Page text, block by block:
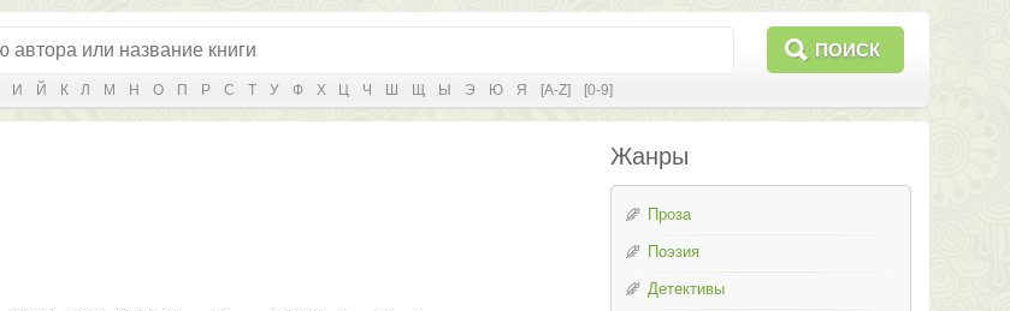
ПОИСК
И Й К Л М Н О П Р С Т У Ф Х Ц Ч Ш Щ Ы Э Ю Я [A-Z] [0-9]
Жанры
Проза
Поэзия
Детективы